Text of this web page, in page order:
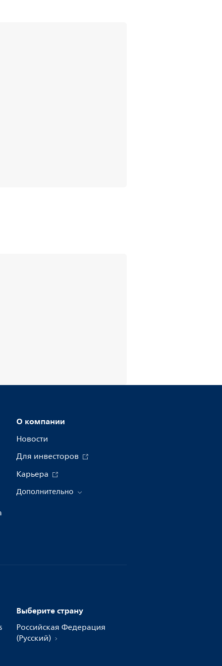
О компании
Новости
Для инвесторов
Карьера
Дополнительно
Выберите страну
Российская Федерация
(Русский)